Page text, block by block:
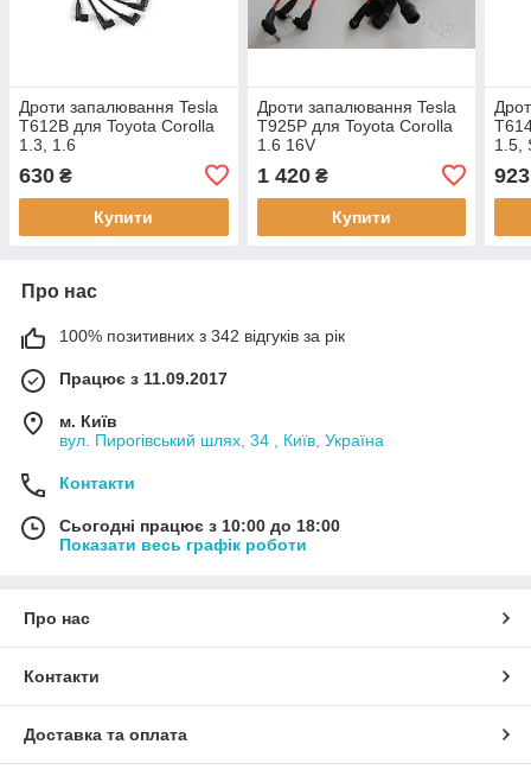
Дроти запалювання Tesla
T612B для Toyota Corolla
1.3, 1.6
630 ₴
Купити
Дроти запалювання Tesla
T925P для Toyota Corolla
1.6 16V
1 420₴
Купити
1.5,
923
Про нас
100% позитивних з 342 відгуків за рік
Працює з 11.09.2017
м. Київ
вул. Пирогівський шлях, 34 , Київ, Україна
Контакти
Сьогодні працює з 10:00 до 18:00
Показати весь графік роботи
Про нас
Контакти
Доставка та оплата